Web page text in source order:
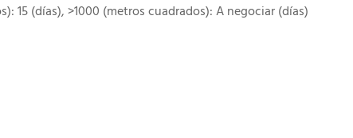
15 (días), >1000 (metros cuadrados): A negociar (días)